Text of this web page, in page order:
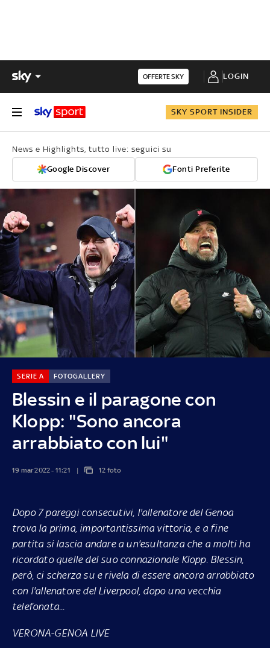
OFFERTE SKY LOGIN
SKY SPORT INSIDER
News e Highlights, tutto live: seguici su
Google Discover Fonti Preferite
Blessin e il paragone con
Klopp: "Sono ancora
arrabbiato con lui"
SERIE A FOTOGALLERY
19 mar 2022 - 11:21 12 foto
Dopo 7 pareggi consecutivi, l'allenatore del Genoa
trova la prima, importantissima vittoria, e a fine
partita si lascia andare a un'esultanza che a molti ha
ricordato quelle del suo connazionale Klopp. Blessin,
però, ci scherza su e rivela di essere ancora arrabbiato
con l'allenatore del Liverpool, dopo una vecchia
telefonata...
VERONA-GENOA LIVE